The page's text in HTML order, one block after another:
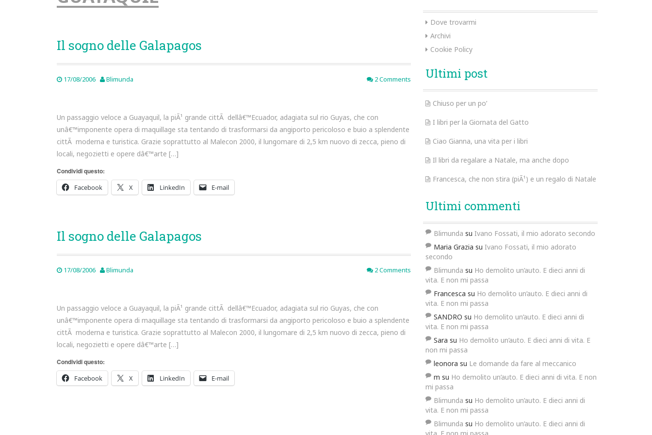
Il sogno delle Galapagos
17/08/2006 Blimunda 2 Comments
Un passaggio veloce a Guayaquil, la piÃ¹ grande cittÃ dellâ€™Ecuador, adagiata sul rio Guyas, che con
unâ€™imponente opera di maquillage sta tentando di trasformarsi da angiporto pericoloso e buio a splendente
cittÃ moderna e turistica. Grazie soprattutto al Malecon 2000, il lungomare di 2,5 km nuovo di zecca, pieno di
locali, negozietti e opere dâ€™arte […]
Condividi questo:
Facebook
X LinkedIn E-mail
Il sogno delle Galapagos
17/08/2006 Blimunda 2 Comments
Un passaggio veloce a Guayaquil, la piÃ¹ grande cittÃ dellâ€™Ecuador, adagiata sul rio Guyas, che con
unâ€™imponente opera di maquillage sta tentando di trasformarsi da angiporto pericoloso e buio a splendente
cittÃ moderna e turistica. Grazie soprattutto al Malecon 2000, il lungomare di 2,5 km nuovo di zecca, pieno di
locali, negozietti e opere dâ€™arte […]
Condividi questo:
Facebook
X LinkedIn E-mail
Dove trovarmi
Archivi
Cookie Policy
Ultimi post
Chiuso per un po’
I libri per la Giornata del Gatto
Ciao Gianna, una vita per i libri
Il libri da regalare a Natale, ma anche dopo
Francesca, che non stira (piÃ¹) e un regalo di Natale
Ultimi commenti
Blimunda su Ivano Fossati, il mio adorato secondo
Maria Grazia su Ivano Fossati, il mio adorato
secondo
Blimunda su Ho demolito un’auto. E dieci anni di
vita. E non mi passa
Francesca su Ho demolito un’auto. E dieci anni di
vita. E non mi passa
SANDRO su Ho demolito un’auto. E dieci anni di
vita. E non mi passa
Sara su Ho demolito un’auto. E dieci anni di vita. E
non mi passa
leonora su Le domande da fare al meccanico
m su Ho demolito un’auto. E dieci anni di vita. E non
mi passa
Blimunda su Ho demolito un’auto. E dieci anni di
vita. E non mi passa
Blimunda su Ho demolito un’auto. E dieci anni di